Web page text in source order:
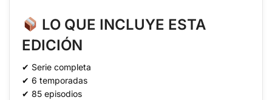
LO QUE INCLUYE ESTA
EDICIÓN
✔ Serie completa
✔ 6 temporadas
✔ 85 episodios